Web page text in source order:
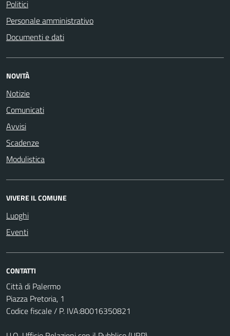
Politici
Personale amministrativo
Documenti e dati
NOVITÀ
Notizie
Comunicati
Avvisi
Scadenze
Modulistica
VIVERE IL COMUNE
Luoghi
Eventi
CONTATTI
Città di Palermo
Piazza Pretoria, 1
Codice fiscale / P. IVA:80016350821